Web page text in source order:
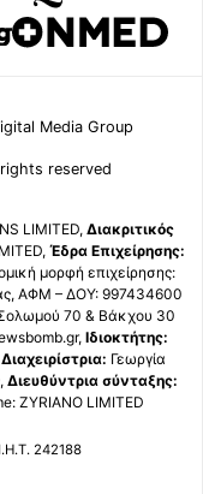
Media Group
reserved
LIMITED, Διακριτικός
Έδρα Επιχείρησης:
μορφή επιχείρησης:
ΑΦΜ – ΔΟΥ: 997434600
70 & Βάκχου 30
Ιδιοκτήτης:
Γεωργία
Διευθύντρια σύνταξης:
ZYRIANO LIMITED
242188